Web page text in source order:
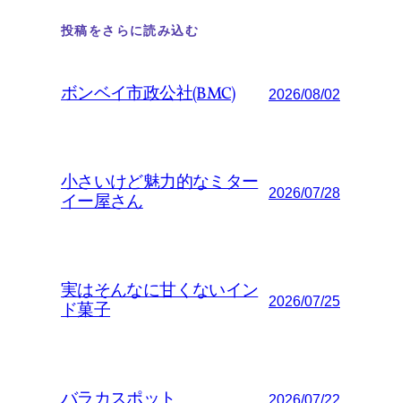
投稿をさらに読み込む
ボンベイ市政公社(BMC) 2026/08/02
小さいけど魅力的なミター
イー屋さん
2026/07/28
実はそんなに甘くないイン
ド菓子
2026/07/25
2026/07/22